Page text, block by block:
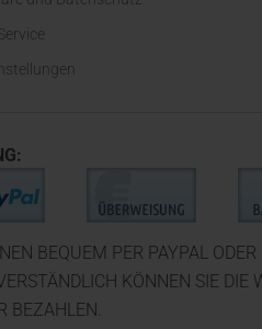
BEQUEM PER PAYPAL
KÖNNEN SIE DIE
BEZAHLEN.